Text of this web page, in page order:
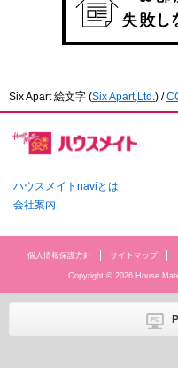
Six Apart 絵文字 (Six Apart,Ltd. ) /
ハウスメイトnaviとは
会社案内
個人情報保護方針 サイトマップ
Copyright © 2026 House